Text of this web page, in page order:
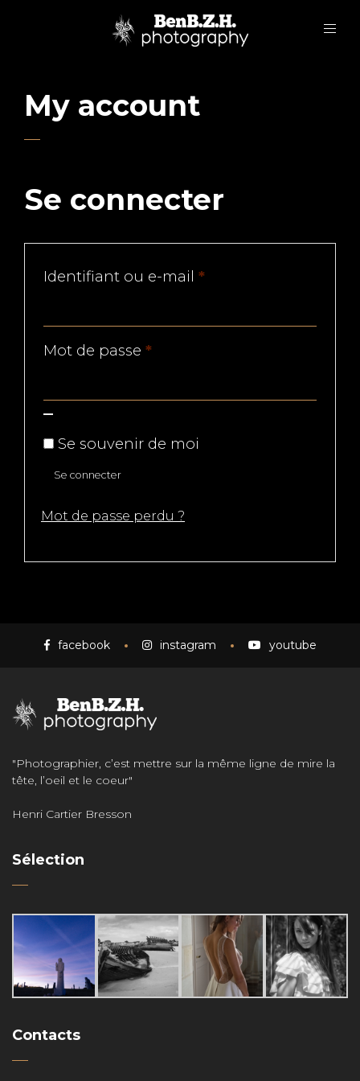
My account
Se connecter
Identifiant ou e-mail *Obligatoire
Mot de passe *Obligatoire
Se souvenir de moi
Se connecter
Mot de passe perdu ?
facebook instagram youtube
"Photographier, c’est mettre sur la même ligne de mire la
tête, l’oeil et le coeur"
Henri Cartier Bresson
Sélection
Contacts